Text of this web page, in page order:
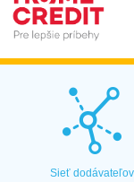
Sieť dodávateľov